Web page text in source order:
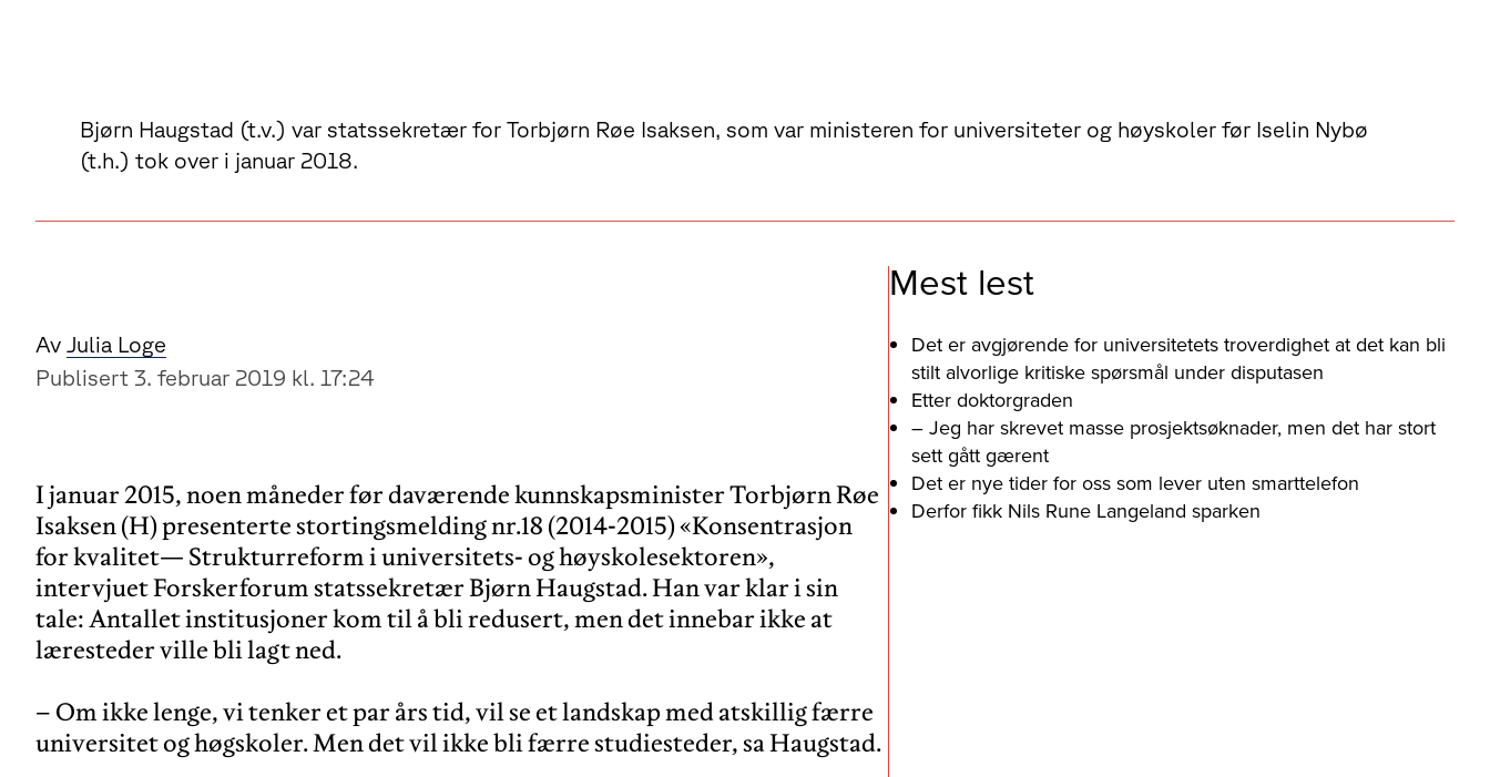
Bjørn Haugstad (t.v.) var statssekretær for Torbjørn Røe Isaksen, som var ministeren for universiteter og høyskoler før Iselin Nybø
(t.h.) tok over i januar 2018.
Av Julia Loge
Publisert 3. februar 2019 kl. 17:24
I januar 2015, noen måneder før daværende kunnskapsminister Torbjørn Røe
Isaksen (H) presenterte stortingsmelding nr.18 (2014-2015) «Konsentrasjon
for kvalitet— Strukturreform i universitets- og høyskolesektoren»,
intervjuet Forskerforum statssekretær Bjørn Haugstad. Han var klar i sin
tale: Antallet institusjoner kom til å bli redusert, men det innebar ikke at
læresteder ville bli lagt ned.
– Om ikke lenge, vi tenker et par års tid, vil se et landskap med atskillig færre
Mest lest
Det er avgjørende for universitetets troverdighet at det kan bli
stilt alvorlige kritiske spørsmål under disputasen
Etter doktorgraden
– Jeg har skrevet masse prosjektsøknader, men det har stort
sett gått gærent
Det er nye tider for oss som lever uten smarttelefon
Derfor fikk Nils Rune Langeland sparken